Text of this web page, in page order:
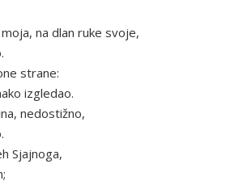
na dlan ruke svoje,
strane:
izgledao.
nedostižno,
Sjajnoga,